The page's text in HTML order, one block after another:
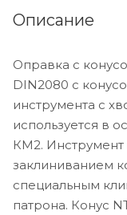
Описание
Оправка с
DIN2080 c
инструмента с
используется в
КМ2. Инструмент
заклиниванием
специальным
патрона. Конус